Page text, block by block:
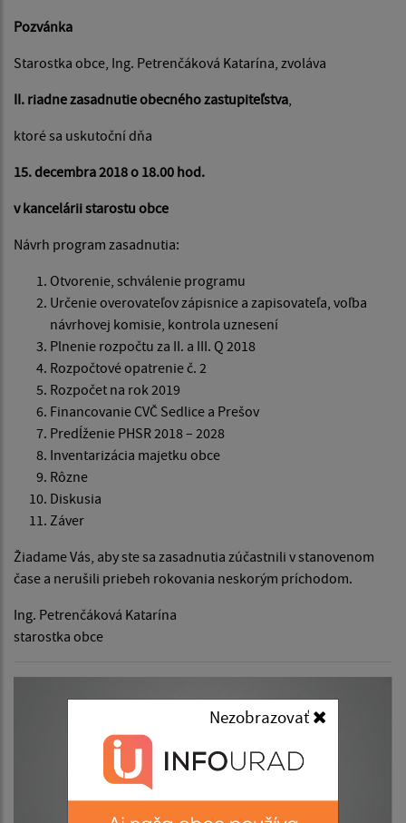
Nezobrazovať
Pozvánka
Starostka obce, Ing. Petrenčáková Katarína, zvoláva
II. riadne zasadnutie obecného zastupiteľstva
ktoré sa uskutoční dňa
15. decembra 2018 o 18.00 hod.
v kancelárii starostu obce
Návrh program zasadnutia:
Otvorenie, schválenie programu
Určenie overovateľov zápisnice a zapisovateľa, voľba
návrhovej komisie, kontrola uznesení
Plnenie rozpočtu za II. a III. Q 2018
Rozpočtové opatrenie č. 2
Rozpočet na rok 2019
Financovanie CVČ Sedlice a Prešov
Predĺženie PHSR 2018 – 2028
Inventarizácia majetku obce
Rôzne
Diskusia
Záver
Žiadame Vás, aby ste sa zasadnutia zúčastnili v stanovenom
čase a nerušili priebeh rokovania neskorým príchodom.
Ing. Petrenčáková Katarína
starostka obce